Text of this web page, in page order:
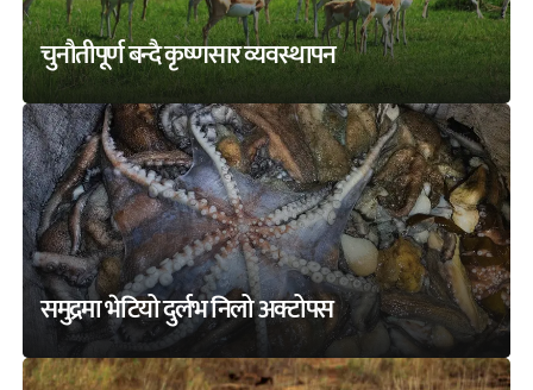
चुनौतीपूर्ण बन्दै कृष्णसार व्यवस्थापन
समुद्रमा भेटियो दुर्लभ निलो अक्टोपस